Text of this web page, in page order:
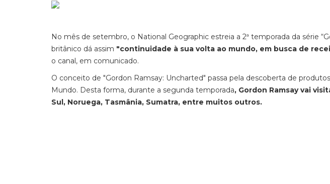
No mês de setembro, o National Geographic estreia a 2ª temporada da série
britânico dá assim "continuidade à sua volta ao mundo, em busca de
o canal, em comunicado.
O conceito de "Gordon Ramsay: Uncharted" passa pela descoberta de
Mundo. Desta forma, durante a segunda temporada, Gordon Ramsay vai
Sul, Noruega, Tasmânia, Sumatra, entre muitos outros.